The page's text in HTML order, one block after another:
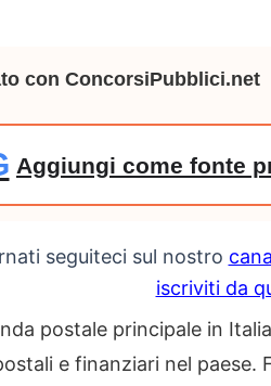
con ConcorsiPubblici.net
Aggiungi come fonte
seguiteci sul nostro
iscriviti da
postale principale in
e finanziari nel paese.